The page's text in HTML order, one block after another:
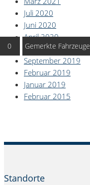
Juli 2020
Juni 2020
April 2020
März 2020
September 2019
Februar 2019
Januar 2019
Februar 2015
Standorte
0 Gemerkte Fahrzeuge